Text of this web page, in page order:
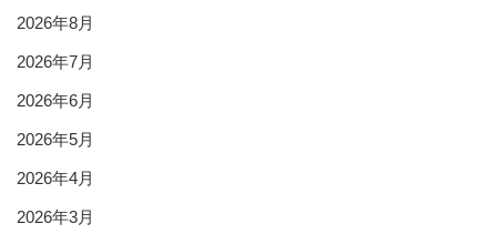
2026年8月
2026年7月
2026年6月
2026年5月
2026年4月
2026年3月